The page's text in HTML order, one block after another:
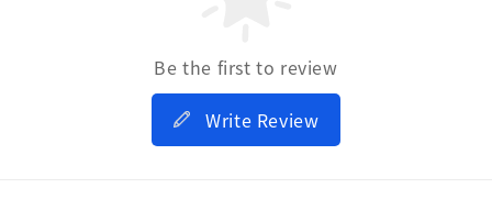
Be the first to review
Write Review